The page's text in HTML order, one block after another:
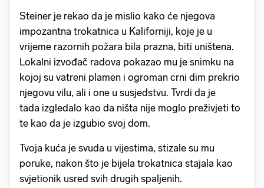
Steiner je rekao da je mislio kako će njegova
impozantna trokatnica u Kaliforniji, koje je u
vrijeme razornih požara bila prazna, biti uništena.
Lokalni izvođač radova pokazao mu je snimku na
kojoj su vatreni plamen i ogroman crni dim prekrio
njegovu vilu, ali i one u susjedstvu. Tvrdi da je
tada izgledalo kao da ništa nije moglo preživjeti to
te kao da je izgubio svoj dom.
Tvoja kuća je svuda u vijestima, stizale su mu
poruke, nakon što je bijela trokatnica stajala kao
svjetionik usred svih drugih spaljenih.